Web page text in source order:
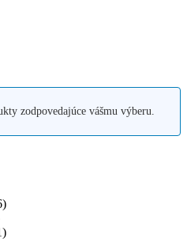
zodpovedajúce vášmu výberu.